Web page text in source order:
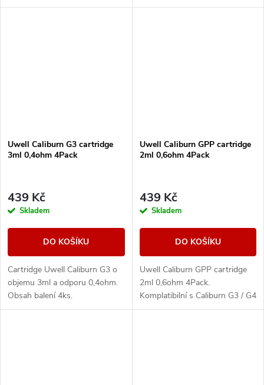
Uwell Caliburn G3 cartridge
3ml 0,4ohm 4Pack
439 Kč
Skladem
DO KOŠÍKU
Cartridge Uwell Caliburn G3 o
objemu 3ml a odporu 0,4ohm.
Obsah balení 4ks.
Uwell Caliburn GPP cartridge
2ml 0,6ohm 4Pack
439 Kč
Skladem
DO KOŠÍKU
Uwell Caliburn GPP cartridge
2ml 0,6ohm 4Pack.
Komplatibilní s Caliburn G3 / G4
a G5. Balení obsahuje 4ks.